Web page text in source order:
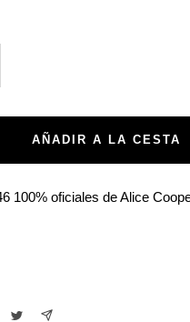
AÑADIR A LA CESTA
100% oficiales de Alice